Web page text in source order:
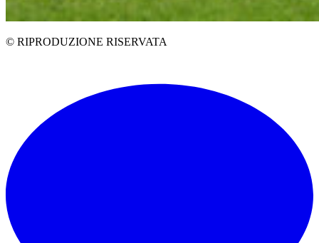
© RIPRODUZIONE RISERVATA